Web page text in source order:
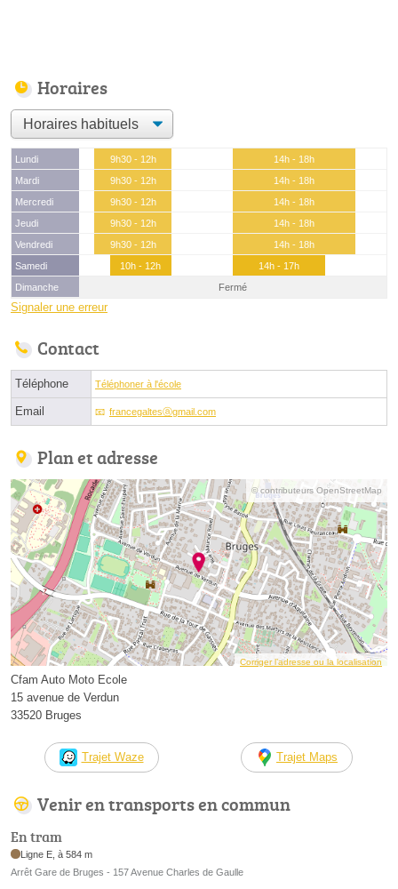
Horaires
Lundi 9h30 - 12h
14h - 18h
Mardi
9h30 - 12h
14h - 18h
Mercredi
9h30 - 12h
14h - 18h
Jeudi
9h30 - 12h
14h - 18h
Vendredi
9h30 - 12h
14h - 18h
Samedi
10h - 12h
14h - 17h
Dimanche
Fermé
Signaler une erreur
Contact
Téléphone Téléphoner à l'école
Email francegaltesⓐgmail.com
Plan et adresse
© contributeurs OpenStreetMap
Corriger l’adresse ou la localisation
Cfam Auto Moto Ecole
15 avenue de Verdun
33520 Bruges
Trajet Waze Trajet Maps
Venir en transports en commun
En tram
Ligne E, à 584 m
Arrêt Gare de Bruges - 157 Avenue Charles de Gaulle